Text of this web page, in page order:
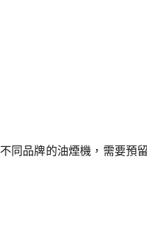
不同品牌的油煙機，需要預